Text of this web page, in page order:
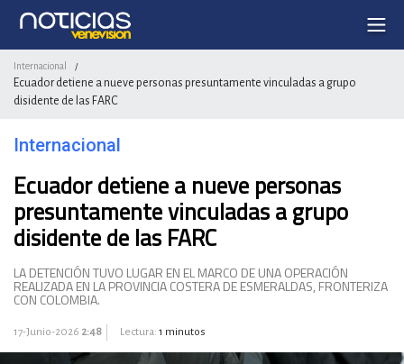
Internacional /
Ecuador detiene a nueve personas presuntamente vinculadas a grupo
disidente de las FARC
Internacional
Ecuador detiene a nueve personas
presuntamente vinculadas a grupo
disidente de las FARC
LA DETENCIÓN TUVO LUGAR EN EL MARCO DE UNA OPERACIÓN
REALIZADA EN LA PROVINCIA COSTERA DE ESMERALDAS, FRONTERIZA
CON COLOMBIA.
17-Junio-2026 2:48 Lectura: 1 minutos